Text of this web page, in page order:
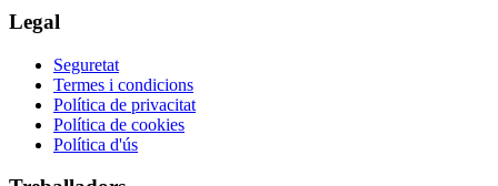
Legal
Seguretat
Termes i condicions
Política de privacitat
Política de cookies
Política d'ús